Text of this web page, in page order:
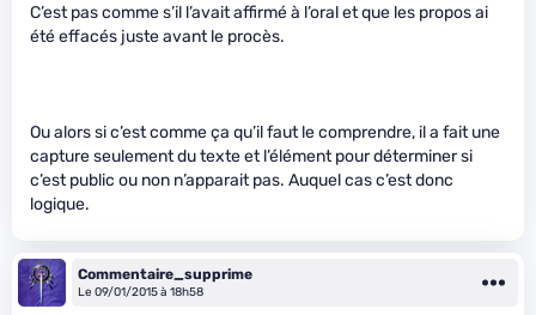
C’est pas comme s’il l’avait affirmé à l’oral et que les propos ai
été effacés juste avant le procès.
Ou alors si c’est comme ça qu’il faut le comprendre, il a fait une
capture seulement du texte et l’élément pour déterminer si
c’est public ou non n’apparait pas. Auquel cas c’est donc
logique.
Commentaire_supprime
Le 09/01/2015 à 18h58